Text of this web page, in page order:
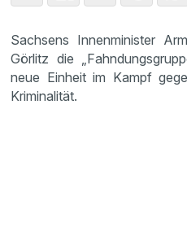
Sachsens Innenminister
Görlitz die
neue Einheit im Kampf
Kriminalität.